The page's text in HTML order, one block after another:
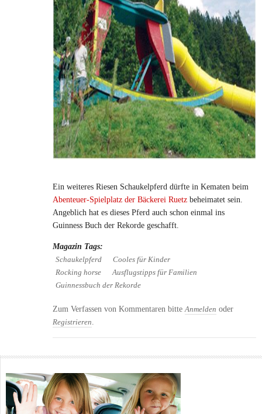
Ein weiteres Riesen Schaukelpferd dürfte in Kematen beim
Abenteuer-Spielplatz der Bäckerei Ruetz beheimatet sein.
Angeblich hat es dieses Pferd auch schon einmal ins
Guinness Buch der Rekorde geschafft.
Magazin Tags:
Schaukelpferd
Cooles für Kinder
Rocking horse
Ausflugstipps für Familien
Guinnessbuch der Rekorde
Zum Verfassen von Kommentaren bitte Anmelden oder
Registrieren